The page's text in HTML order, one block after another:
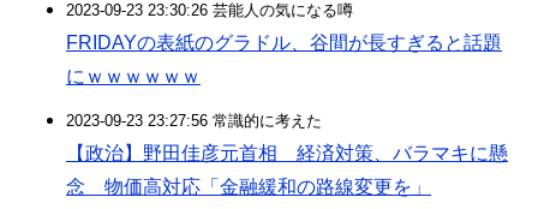
2023-09-23 23:30:26 芸能人の気になる噂
FRIDAYの表紙のグラドル、谷間が長すぎると話題
にｗｗｗｗｗｗ
2023-09-23 23:27:56 常識的に考えた
【政治】野田佳彦元首相 経済対策、バラマキに懸
念 物価高対応「金融緩和の路線変更を」